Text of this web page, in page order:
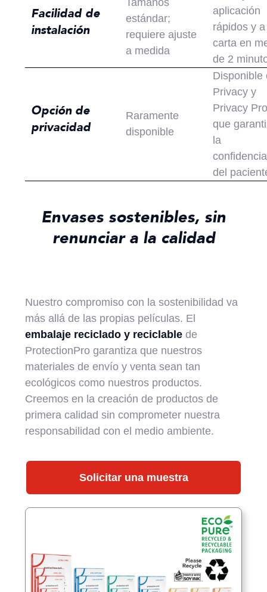
Facilidad de
instalación
Tamaños
estándar;
requiere ajuste
a medida
aplicación
rápidos y
carta en
de 2
Opción de
privacidad
Raramente
disponible
Disponible
Privacy y
Privacy
que
la
del
Envases sostenibles, sin
renunciar a la calidad
Nuestro compromiso con la sostenibilidad va
más allá de las propias películas. El
embalaje reciclado y reciclable de
ProtectionPro garantiza que nuestros
materiales de envío y venta sean tan
ecológicos como nuestros productos.
Creemos en la creación de productos de
primera calidad sin comprometer nuestra
responsabilidad con el medio ambiente.
Solicitar una muestra